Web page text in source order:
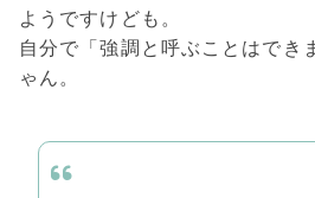
ようですけども。
自分で「強調と呼ぶことはでき
ゃん。